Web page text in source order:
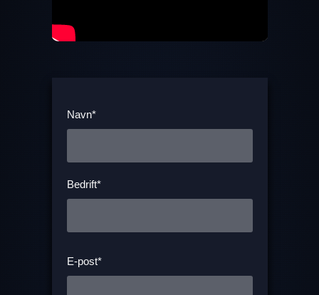
Navn*
Bedrift*
E-post*